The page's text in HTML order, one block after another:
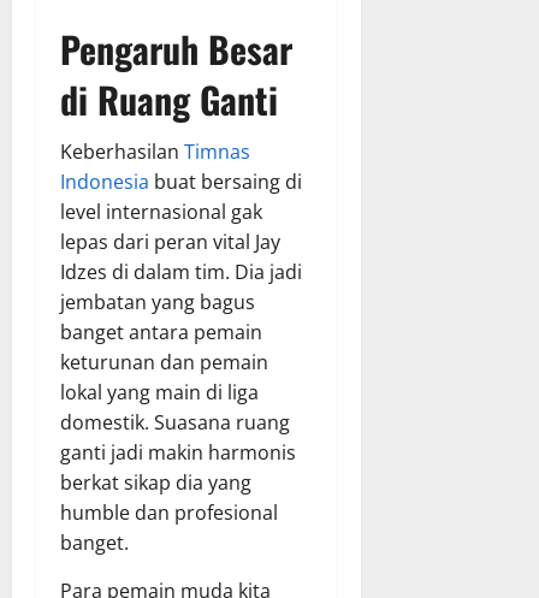
Pengaruh Besar
di Ruang Ganti
Keberhasilan Timnas
Indonesia buat bersaing di
level internasional gak
lepas dari peran vital Jay
Idzes di dalam tim. Dia jadi
jembatan yang bagus
banget antara pemain
keturunan dan pemain
lokal yang main di liga
domestik. Suasana ruang
ganti jadi makin harmonis
berkat sikap dia yang
humble dan profesional
banget.
Para pemain muda kita